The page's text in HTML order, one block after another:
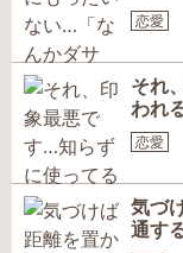
恋愛
それ
われ
恋愛
気づ
通す